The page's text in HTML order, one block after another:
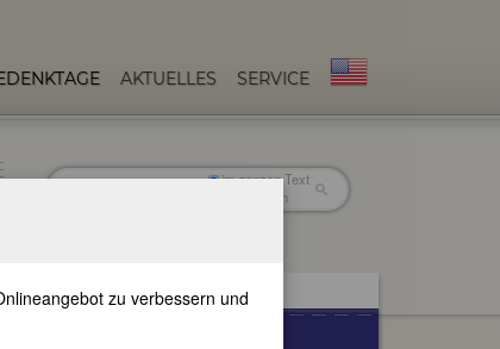
AKTUELLES SERVICE
im ganzen Text
nur in Titeln
zu verbessern und